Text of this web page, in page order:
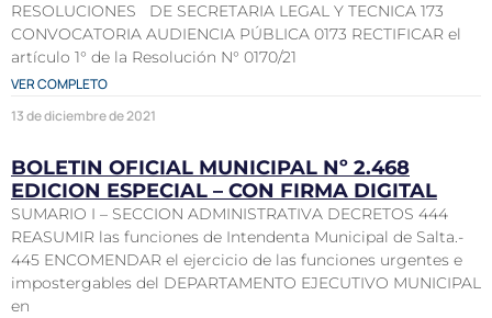
RESOLUCIONES DE SECRETARIA LEGAL Y TECNICA 173
CONVOCATORIA AUDIENCIA PÚBLICA 0173 RECTIFICAR el
artículo 1° de la Resolución N° 0170/21
VER COMPLETO
13 de diciembre de 2021
BOLETIN OFICIAL MUNICIPAL Nº 2.468
EDICION ESPECIAL – CON FIRMA DIGITAL
SUMARIO I – SECCION ADMINISTRATIVA DECRETOS 444
REASUMIR las funciones de Intendenta Municipal de Salta.-
445 ENCOMENDAR el ejercicio de las funciones urgentes e
impostergables del DEPARTAMENTO EJECUTIVO MUNICIPAL
en